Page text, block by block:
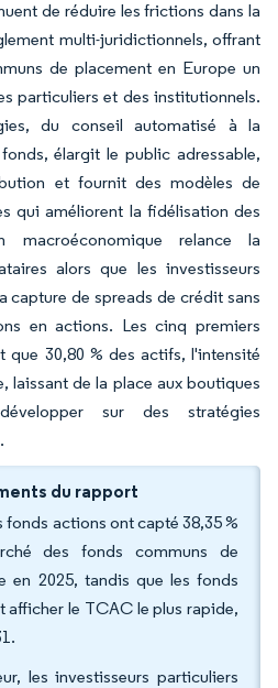
de réduire les frictions dans la
multi-juridictionnels, offrant
de placement en Europe un
particuliers et des institutionnels.
du conseil automatisé à la
élargit le public adressable,
et fournit des modèles de
qui améliorent la fidélisation des
macroéconomique relance la
alors que les investisseurs
capture de spreads de crédit sans
en actions. Les cinq premiers
que 30,80 % des actifs, l'intensité
laissant de la place aux boutiques
sur des stratégies
du rapport
fonds actions ont capté 38,35 %
des fonds communs de
en 2025, tandis que les fonds
afficher le TCAC le plus rapide,
les investisseurs particuliers